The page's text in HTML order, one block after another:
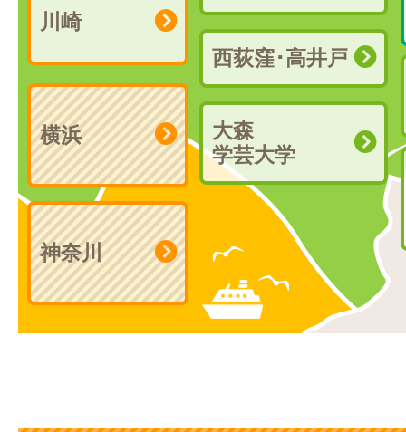
神奈川
西荻窪･高井戸
大森
学芸大学
川崎
横浜